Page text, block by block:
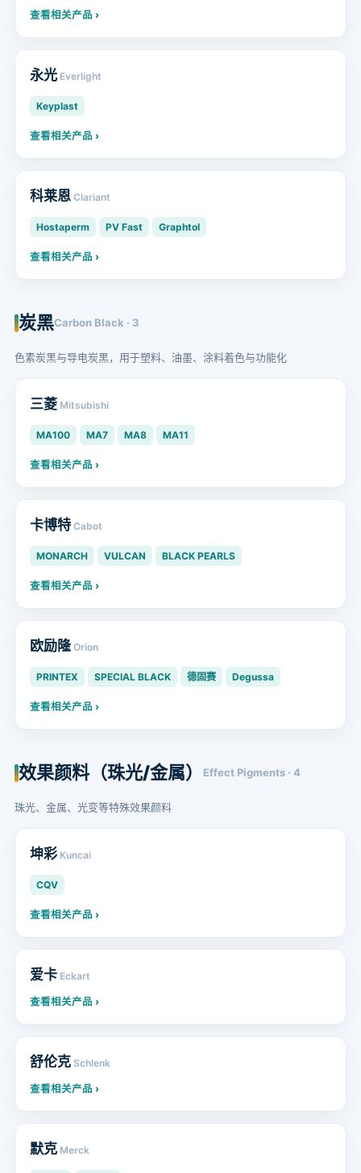
查看相关产品 ›
永光 Everlight
Keyplast
查看相关产品 ›
科莱恩 Clariant
Hostaperm PV Fast Graphtol
查看相关产品 ›
炭黑Carbon Black · 3
色素炭黑与导电炭黑，用于塑料、油墨、涂料着色与功能化
三菱 Mitsubishi
MA100 MA7 MA8 MA11
查看相关产品 ›
卡博特 Cabot
MONARCH VULCAN BLACK PEARLS
查看相关产品 ›
欧励隆Orion
PRINTEX SPECIAL BLACK 德固赛 Degussa
查看相关产品 ›
效果颜料（珠光/金属） Effect Pigments · 4
珠光、金属、光变等特殊效果颜料
坤彩 Kuncai
CQV
查看相关产品 ›
爱卡 Eckart
查看相关产品 ›
舒伦克 Schlenk
查看相关产品 ›
默克 Merck